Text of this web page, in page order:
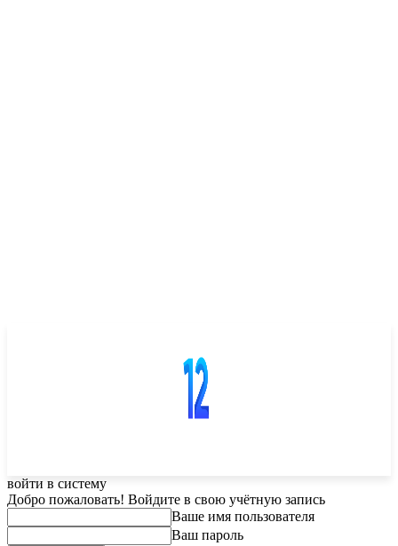
войти в систему
Добро пожаловать! Войдите в свою учётную запись
Ваше имя пользователя
Ваш пароль